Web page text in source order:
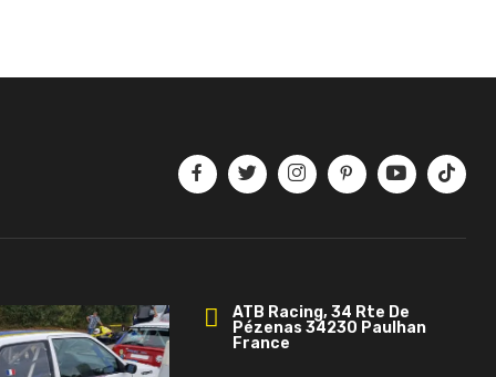
ATB Racing, 34 Rte De
Pézenas 34230 Paulhan
France